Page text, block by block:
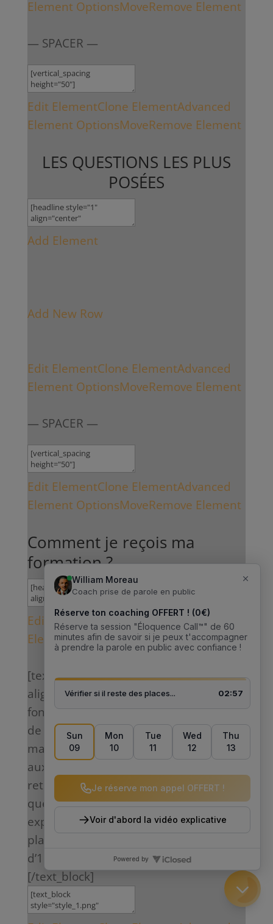
Element OptionsMoveRemove Element
— SPACER —
Edit ElementClone ElementAdvanced
Element OptionsMoveRemove Element
LES QUESTIONS LES PLUS
POSÉES
Add Element
Add New Row
Edit ElementClone ElementAdvanced
Element OptionsMoveRemove Element
— SPACER —
Edit ElementClone ElementAdvanced
Element OptionsMoveRemove Element
Comment je reçois ma
formation ?
Edit ElementClone ElementAdvanced
Element OptionsMoveRemove Element
[text_block style= »style_1.png »
align= »left » font_size= »18″
font_font= »Droid%20Sans »]A la suite
de votre inscription, vous recevrez un
mail avec un lien vers un site réservé
aux participants du programme. Vous y
retrouverez l’ensemble des modules
que vous avez débloqué. Je vous
expliquerais et vous fournirais des
plans d’action simples pour gagner plus
d’1 heure de temps par jour.
[/text_block]